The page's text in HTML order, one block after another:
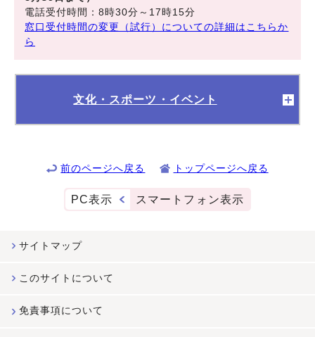
電話受付時間：8時30分～17時15分
窓口受付時間の変更（試行）についての詳細はこちらか
ら
文化・スポーツ・イベント
前のページへ戻る トップページへ戻る
PC表示 スマートフォン表示
サイトマップ
このサイトについて
免責事項について